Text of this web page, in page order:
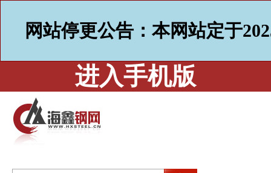
网站停更公告：本网站定于
进入手机版